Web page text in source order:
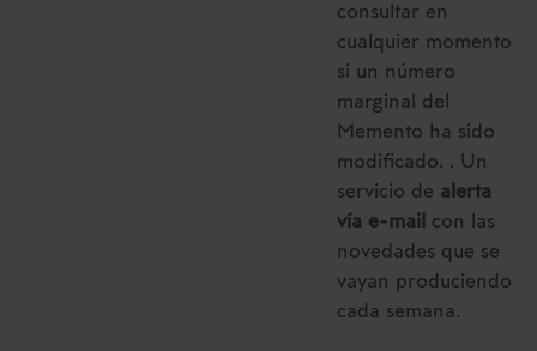
consultar en
cualquier momento
si un número
marginal del
Memento ha sido
modificado. . Un
servicio de alerta
vía e-mail con las
novedades que se
vayan produciendo
cada semana.